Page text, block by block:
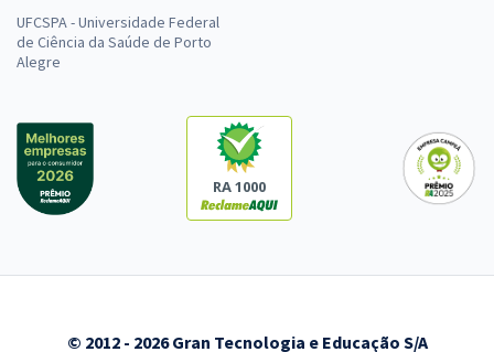
UFCSPA - Universidade Federal
de Ciência da Saúde de Porto
Alegre
RA 1000
© 2012 - 2026 Gran Tecnologia e Educação S/A